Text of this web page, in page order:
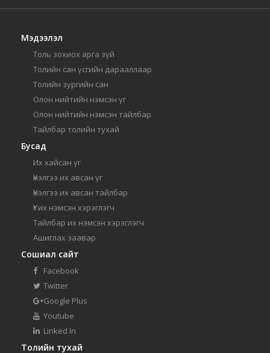
Мэдээлэл
Толь зохиох арга зүй
Толийн сан үсгийн дарааллаар
Толийн зургийн сан
Олон нийтийн нэмсэн үг
Олон нийтийн нэмсэн тайлбар
Тайлбар толийн тухай
Бусад
Их хайсан үг
Үнэлгээ их авсан үг
Үнэлгээ их авсан тайлбар
Үг их нэмсэн хэрэглэгч
Тайлбар их нэмсэн хэрэглэгч
Ашиглах заавар
Сошиал сайт
Facebook
Twitter
Google Plus
Youtube
Linked In
Толийн тухай